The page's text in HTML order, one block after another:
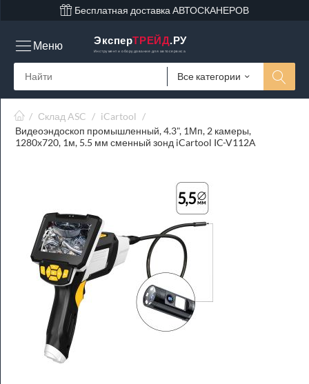
Бесплатная доставка АВТОСКАНЕРОВ
ЭксперТРЕЙД.РУ
Инструмент и оборудование для автосервиса
Все категории
Меню
/ Склад ASC / iCartool /
Видеоэндоскоп промышленный, 4.3", 1Мп, 2 камеры,
1280х720, 1м, 5.5 мм сменный зонд iCartool IC-V112A